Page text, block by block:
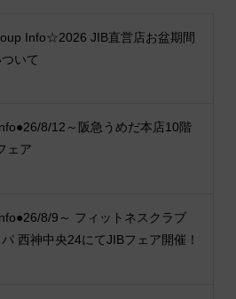
Info☆2026 JIB直営店お盆期間
いて
8/12～阪急うめだ本店10階
ェア
8/9～ フィットネスクラブ
西神中央24にてJIBフェア開催！